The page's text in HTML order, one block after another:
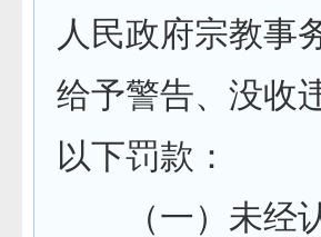
人民政府宗教事
给予警告、没收
以下罚款：
（一）未经认